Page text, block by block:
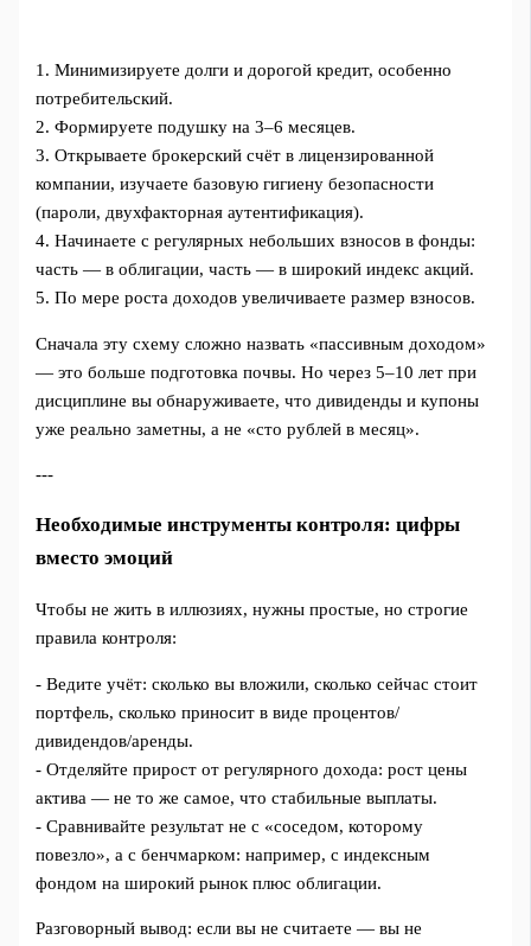
1. Минимизируете долги и дорогой кредит, особенно
потребительский.
2. Формируете подушку на 3–6 месяцев.
3. Открываете брокерский счёт в лицензированной
компании, изучаете базовую гигиену безопасности
(пароли, двухфакторная аутентификация).
4. Начинаете с регулярных небольших взносов в фонды:
часть — в облигации, часть — в широкий индекс акций.
5. По мере роста доходов увеличиваете размер взносов.
Сначала эту схему сложно назвать «пассивным доходом»
— это больше подготовка почвы. Но через 5–10 лет при
дисциплине вы обнаруживаете, что дивиденды и купоны
уже реально заметны, а не «сто рублей в месяц».
---
Необходимые инструменты контроля: цифры
вместо эмоций
Чтобы не жить в иллюзиях, нужны простые, но строгие
правила контроля:
- Ведите учёт: сколько вы вложили, сколько сейчас стоит
портфель, сколько приносит в виде процентов/
дивидендов/аренды.
- Отделяйте прирост от регулярного дохода: рост цены
актива — не то же самое, что стабильные выплаты.
- Сравнивайте результат не с «соседом, которому
повезло», а с бенчмарком: например, с индексным
фондом на широкий рынок плюс облигации.
Разговорный вывод: если вы не считаете — вы не